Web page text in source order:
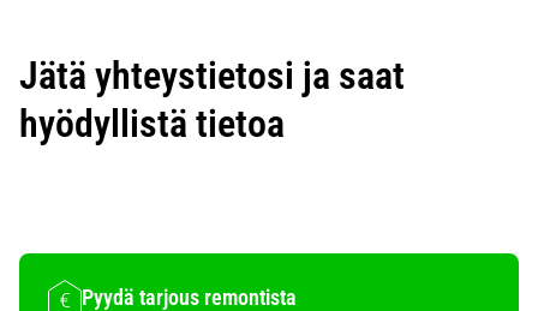
Jätä yhteystietosi ja saat
hyödyllistä tietoa
Pyydä tarjous remontista